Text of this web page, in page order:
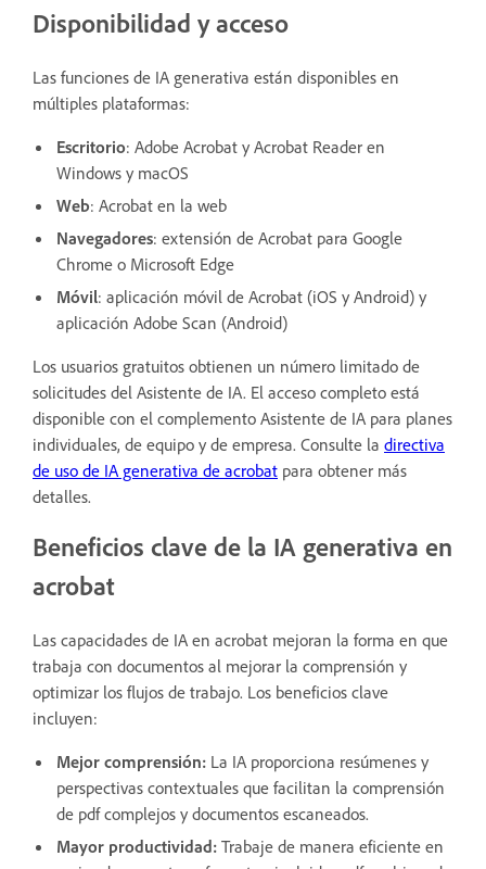
Disponibilidad y acceso
Las funciones de IA generativa están disponibles en
múltiples plataformas:
Escritorio: Adobe Acrobat y Acrobat Reader en
Windows y macOS
Web: Acrobat en la web
Navegadores: extensión de Acrobat para Google
Chrome o Microsoft Edge
Móvil: aplicación móvil de Acrobat (iOS y Android) y
aplicación Adobe Scan (Android)
Los usuarios gratuitos obtienen un número limitado de
solicitudes del Asistente de IA. El acceso completo está
disponible con el complemento Asistente de IA para planes
individuales, de equipo y de empresa. Consulte la directiva
de uso de IA generativa de acrobat para obtener más
detalles.
Beneficios clave de la IA generativa en
acrobat
Las capacidades de IA en acrobat mejoran la forma en que
trabaja con documentos al mejorar la comprensión y
optimizar los flujos de trabajo. Los beneficios clave
incluyen:
Mejor comprensión: La IA proporciona resúmenes y
perspectivas contextuales que facilitan la comprensión
de pdf complejos y documentos escaneados.
Mayor productividad: Trabaje de manera eficiente en